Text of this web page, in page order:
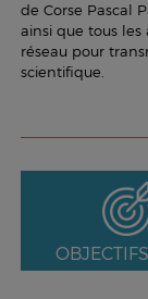
de Corse Pascal
ainsi que tous
réseau pour
scientifique.
OBJECTIFS